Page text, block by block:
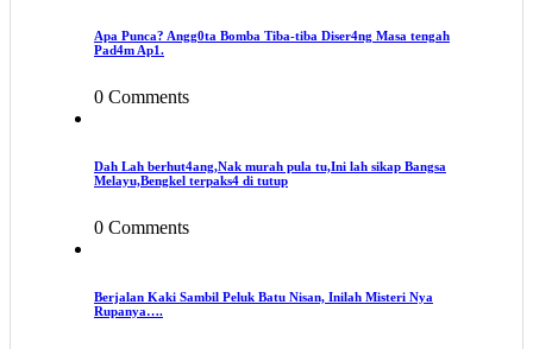
Apa Punca? Angg0ta Bomba Tiba-tiba Diser4ng Masa tengah
Pad4m Ap1.
0 Comments
Dah Lah berhut4ang,Nak murah pula tu,Ini lah sikap Bangsa
Melayu,Bengkel terpaks4 di tutup
0 Comments
Berjalan Kaki Sambil Peluk Batu Nisan, Inilah Misteri Nya
Rupanya….